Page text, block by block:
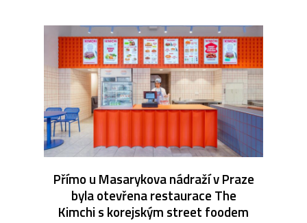
Přímo u Masarykova nádraží v Praze
byla otevřena restaurace The
Kimchi s korejským street foodem